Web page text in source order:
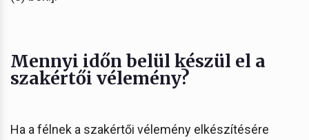
Mennyi időn belül készül el a
szakértői vélemény?
Ha a félnek a szakértői vélemény elkészítésére